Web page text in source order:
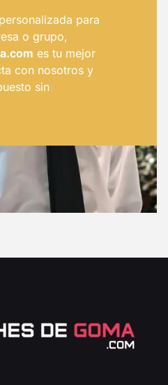
para
o grupo,
es tu mejor
con nosotros y
sin